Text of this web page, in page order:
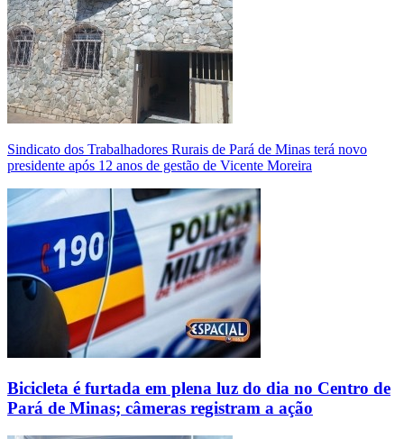
Sindicato dos Trabalhadores Rurais de Pará de Minas terá novo
presidente após 12 anos de gestão de Vicente Moreira
Bicicleta é furtada em plena luz do dia no Centro de
Pará de Minas; câmeras registram a ação